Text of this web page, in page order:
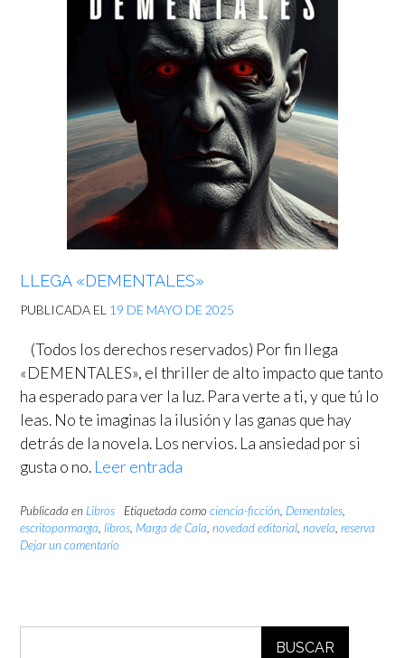
LLEGA «DEMENTALES»
PUBLICADA EL 19 DE MAYO DE 2025
(Todos los derechos reservados) Por fin llega
«DEMENTALES», el thriller de alto impacto que tanto
ha esperado para ver la luz. Para verte a ti, y que tú lo
leas. No te imaginas la ilusión y las ganas que hay
detrás de la novela. Los nervios. La ansiedad por si
gusta o no. Leer entrada
Publicada en Libros Etiquetada como ciencia-ficción, Dementales,
escritopormarga, libros, Marga de Cala, novedad editorial, novela, reserva
Dejar un comentario
BUSCAR